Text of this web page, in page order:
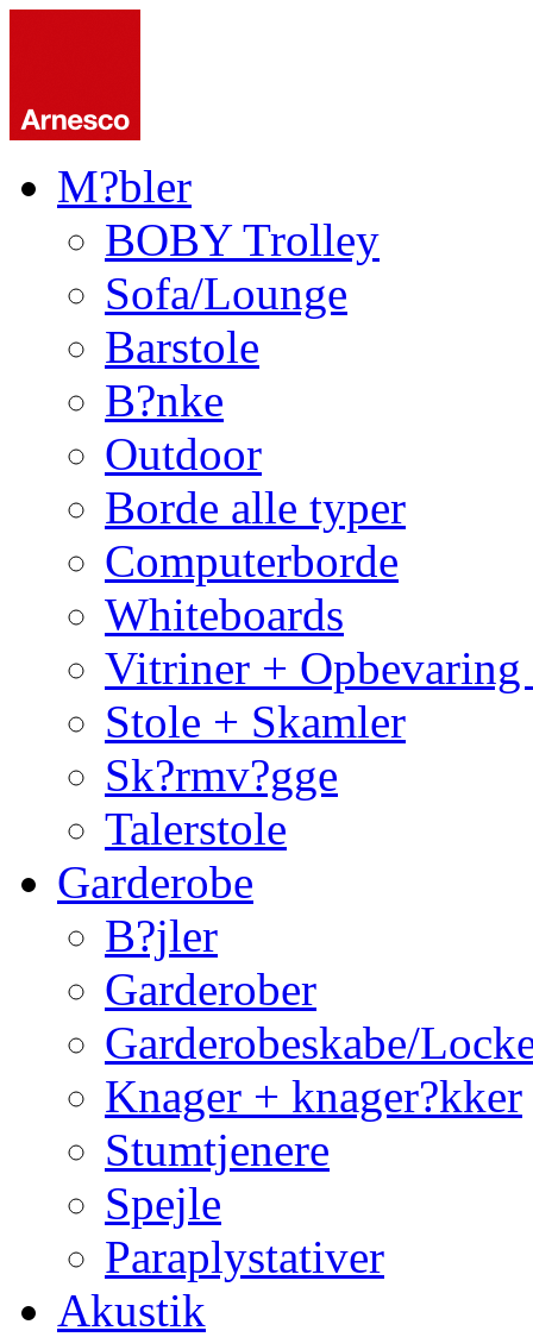
M?bler
BOBY Trolley
Sofa/Lounge
Barstole
B?nke
Outdoor
Borde alle typer
Computerborde
Whiteboards
Vitriner +
Stole + Skamler
Sk?rmv?gge
Talerstole
Garderobe
B?jler
Garderober
Garderobeskabe/
Knager + knager?kker
Stumtjenere
Spejle
Paraplystativer
Akustik